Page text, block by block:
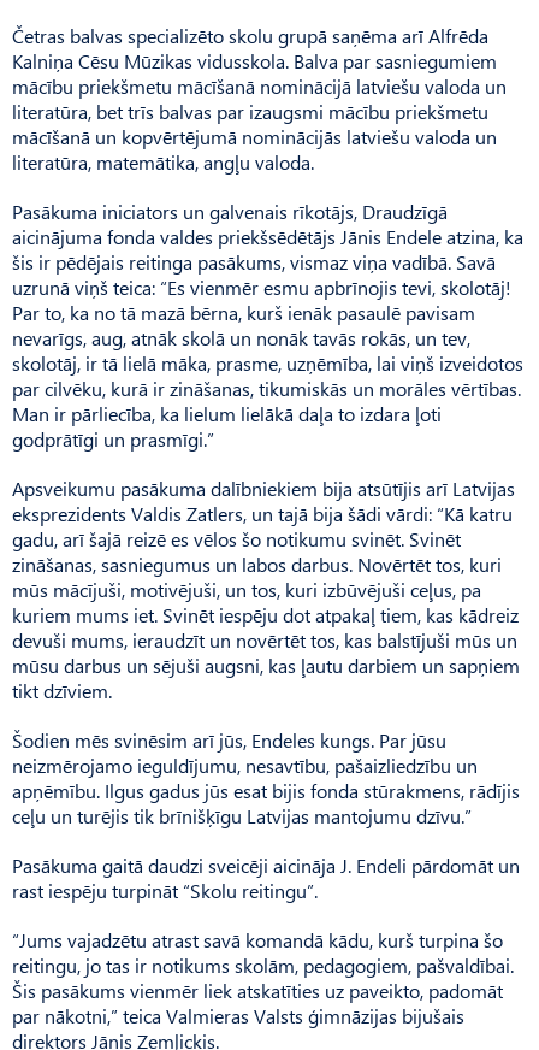
Četras balvas specializēto skolu grupā saņēma arī Alfrēda
Kalniņa Cēsu Mūzikas vidusskola. Balva par sasniegumiem
mācību priekšmetu mācīšanā nominācijā latviešu valoda un
literatūra, bet trīs balvas par izaugsmi mācību priekšmetu
mācīšanā un kopvērtējumā nominācijās latviešu valoda un
literatūra, matemātika, angļu valoda.
Pasākuma iniciators un galvenais rīkotājs, Draudzīgā
aicinājuma fonda valdes priekšsēdētājs Jānis Endele atzina, ka
šis ir pēdējais reitinga pasākums, vismaz viņa vadībā. Savā
uzrunā viņš teica: “Es vienmēr esmu apbrīnojis tevi, skolotāj!
Par to, ka no tā mazā bērna, kurš ienāk pasaulē pavisam
nevarīgs, aug, atnāk skolā un nonāk tavās rokās, un tev,
skolotāj, ir tā lielā māka, prasme, uzņēmība, lai viņš izveidotos
par cilvēku, kurā ir zināšanas, tikumiskās un morāles vērtības.
Man ir pārliecība, ka lielum lielākā daļa to izdara ļoti
godprātīgi un prasmīgi.”
Apsveikumu pasākuma dalībniekiem bija atsūtījis arī Latvijas
eksprezidents Valdis Zatlers, un tajā bija šādi vārdi: “Kā katru
gadu, arī šajā reizē es vēlos šo notikumu svinēt. Svinēt
zināšanas, sasniegumus un labos darbus. Novērtēt tos, kuri
mūs mācījuši, motivējuši, un tos, kuri izbūvējuši ceļus, pa
kuriem mums iet. Svinēt iespēju dot atpakaļ tiem, kas kādreiz
devuši mums, ieraudzīt un novērtēt tos, kas balstījuši mūs un
mūsu darbus un sējuši augsni, kas ļautu darbiem un sapņiem
tikt dzīviem.
Šodien mēs svinēsim arī jūs, Endeles kungs. Par jūsu
neizmērojamo ieguldījumu, nesavtību, pašaizliedzību un
apņēmību. Ilgus gadus jūs esat bijis fonda stūrakmens, rādījis
ceļu un turējis tik brīnišķīgu Latvijas mantojumu dzīvu.”
Pasākuma gaitā daudzi sveicēji aicināja J. Endeli pārdomāt un
rast iespēju turpināt “Skolu reitingu”.
“Jums vajadzētu atrast savā komandā kādu, kurš turpina šo
reitingu, jo tas ir notikums skolām, pedagogiem, pašvaldībai.
Šis pasākums vienmēr liek atskatīties uz paveikto, padomāt
par nākotni,” teica Valmieras Valsts ģimnāzijas bijušais
direktors Jānis Zemļickis.